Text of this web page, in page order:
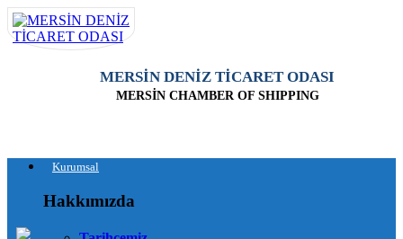
MERSİN DENİZ TİCARET ODASI
MERSİN CHAMBER OF SHIPPING
Kurumsal
Hakkımızda